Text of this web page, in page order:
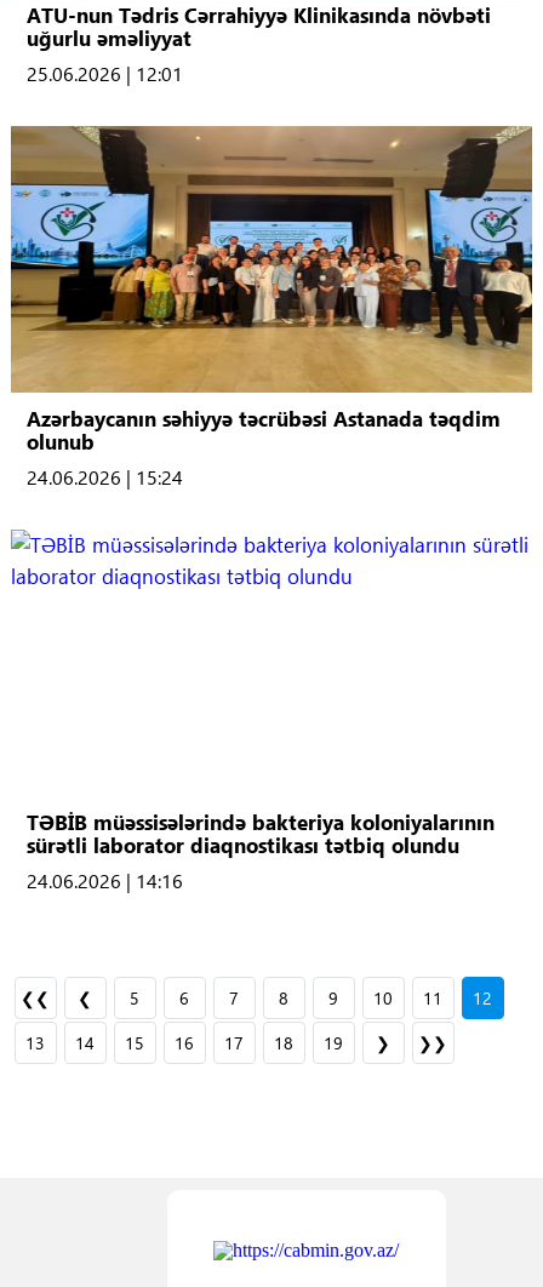
ATU-nun Tədris Cərrahiyyə Klinikasında növbəti
uğurlu əməliyyat
25.06.2026 | 12:01
Azərbaycanın səhiyyə təcrübəsi Astanada təqdim
olunub
24.06.2026 | 15:24
TƏBİB müəssisələrində bakteriya koloniyalarının
sürətli laborator diaqnostikası tətbiq olundu
24.06.2026 | 14:16
❮❮ ❮ 5 6 7 8 9 10 11
12
13
14 15 16 17 18 19 ❯ ❯❯